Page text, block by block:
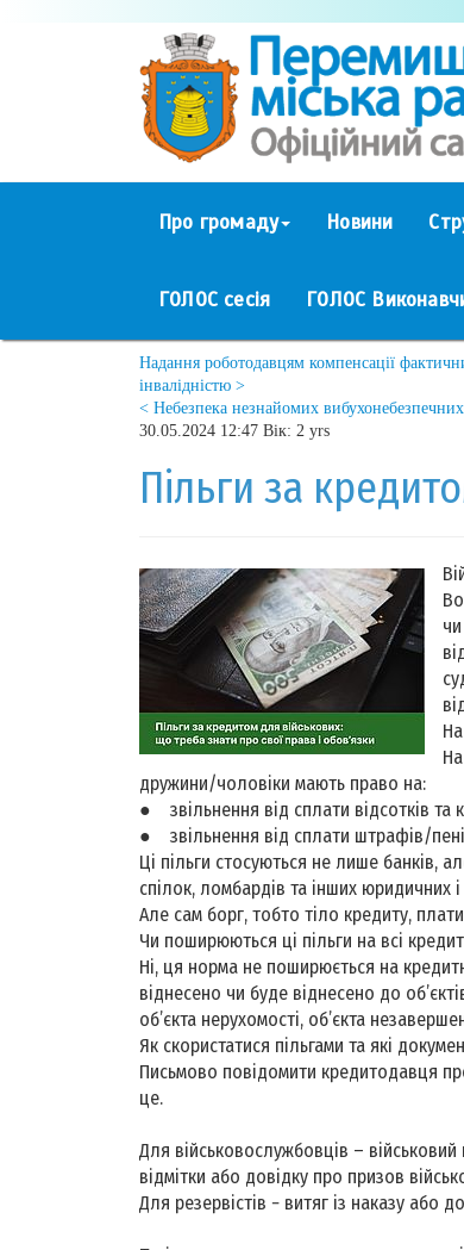
Про громаду Новини
ГОЛОС сесія ГОЛОС
Надання роботодавцям компенсації
інвалідністю >
< Небезпека незнайомих
30.05.2024 12:47 Вік: 2 yrs
Пільги за
дружини/чоловіки мають право на:
● звільнення від сплати відсотків та
● звільнення від сплати штрафів/
Ці пільги стосуються не лише банків,
спілок, ломбардів та інших юридичних
Але сам борг, тобто тіло кредиту,
Чи поширюються ці пільги на всі
Ні, ця норма не поширюється на
віднесено чи буде віднесено до
об’єкта нерухомості, об’єкта
Як скористатися пільгами та які
Письмово повідомити кредитодавця
це.
Для військовослужбовців –
відмітки або довідку про призов
Для резервістів − витяг із наказу або